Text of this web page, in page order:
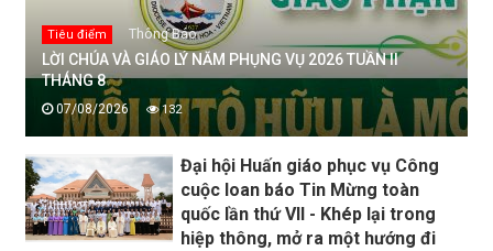
Tiêu điểm Thông Báo
LỜI CHÚA VÀ GIÁO LÝ NĂM PHỤNG VỤ 2026 TUẦN II
THÁNG 8
07/08/2026 132
Đại hội Huấn giáo phục vụ Công
cuộc loan báo Tin Mừng toàn
quốc lần thứ VII - Khép lại trong
hiệp thông, mở ra một hướng đi